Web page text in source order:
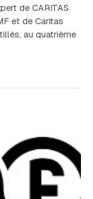
de CARITAS
et de Caritas
au quatrième